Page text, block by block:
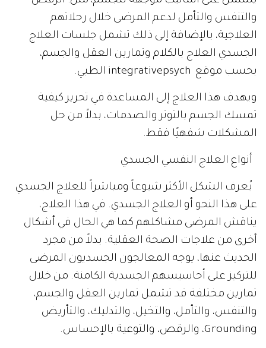
والتنفس والتأمل لدعم المرضى خلال رحلاتهم
العلاجية، بالإضافة إلى ذلك تشمل جلسات العلاج
الجسدي العلاج بالكلام وتمارين العقل والجسم،
بحسب موقع integrativepsych الطبي.
ويهدف هذا العلاج إلى المساعدة في تحرير كيفية
تمسك الجسم بالتوتر والصدمات، بدلاً من حل
المشكلات شفهيًا فقط.
أنواع العلاج النفسي الجسدي
يُعرف الشكل الأكثر شيوعاً ومباشراً للعلاج الجسدي
على هذا النحو أو العلاج الجسدي. في هذا العلاج،
يناقش المرضى مشاكلهم كما هي الحال في أشكال
أخرى من علاجات الصحة العقلية. بدلاً من مجرد
الحديث عنها، يوجه المعالجون الجسديون المرضى
للتركيز على أحاسيسهم الجسدية الكامنة. من خلال
تمارين مختلفة قد تشمل تمارين العقل والجسم،
والتنفس، والتأمل، والتخيل، والتدليك، والتأريض
Grounding، والرقص، والتوعية بالإحساس.